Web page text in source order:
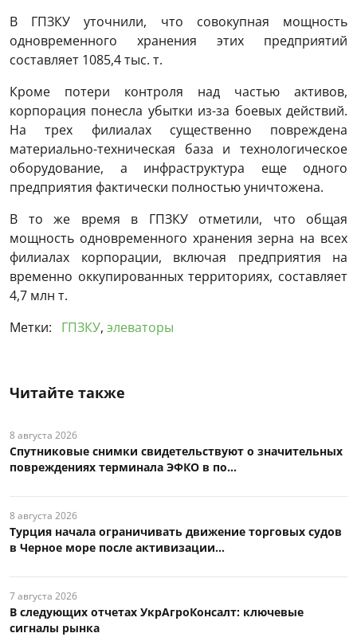
В ГПЗКУ уточнили, что совокупная мощность
одновременного хранения этих предприятий
составляет 1085,4 тыс. т.
Кроме потери контроля над частью активов,
корпорация понесла убытки из-за боевых действий.
На трех филиалах существенно повреждена
материально-техническая база и технологическое
оборудование, а инфраструктура еще одного
предприятия фактически полностью уничтожена.
В то же время в ГПЗКУ отметили, что общая
мощность одновременного хранения зерна на всех
филиалах корпорации, включая предприятия на
временно оккупированных территориях, составляет
4,7 млн ​​т.
Метки:
ГПЗКУ, элеваторы
Читайте также
8 августа 2026
Спутниковые снимки свидетельствуют о значительных
повреждениях терминала ЭФКО в по...
8 августа 2026
Турция начала ограничивать движение торговых судов
в Черное море после активизации...
7 августа 2026
В следующих отчетах УкрАгроКонсалт: ключевые
сигналы рынка